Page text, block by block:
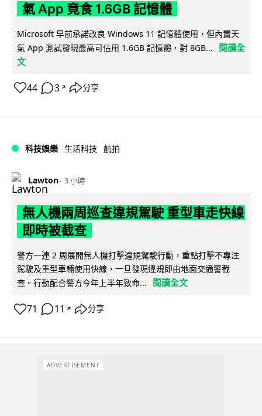
氣 App 竟食 1.6GB 記憶體
Microsoft 早前承諾改良 Windows 11 記憶體使用，但內置天
氣 App 測試發現最高可佔用 1.6GB 記憶體，對 8GB...
閱讀全
文
44 3 ↗ 分享
科技娛樂 生活科技 航拍
Lawton 3 小時
無人機兩周巡查違規駕駛 重型車走快線
即時被截查
警方一連 2 周展開無人機打擊違規駕駛行動，重點打擊不專注
駕駛及重型車輛使用快線，一旦發現違規即由地面交通警截
查。行動配合警方今年上半年致命...
閱讀全文
71 11 ↗ 分享
ADVERTISEMENT